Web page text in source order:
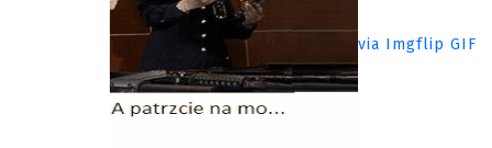
via Imgflip GIF